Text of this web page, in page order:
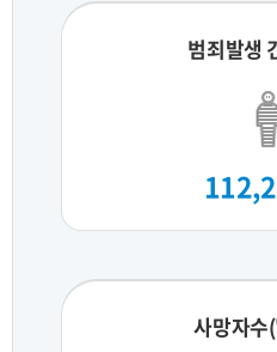
범죄발생
사망자